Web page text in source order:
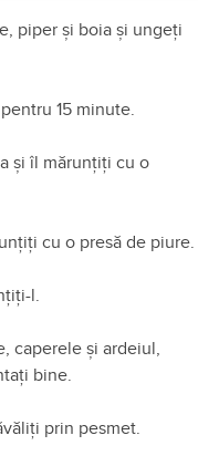
piper și boia și ungeți
15 minute.
și îl mărunțiți cu o
cu o presă de piure.
l.
caperele și ardeiul,
bine.
prin pesmet.